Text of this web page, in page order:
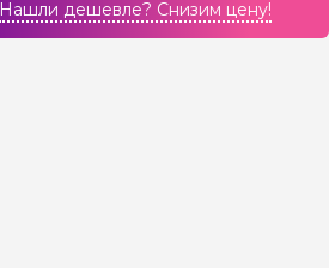
Нашли дешевле? Cнизим цену!